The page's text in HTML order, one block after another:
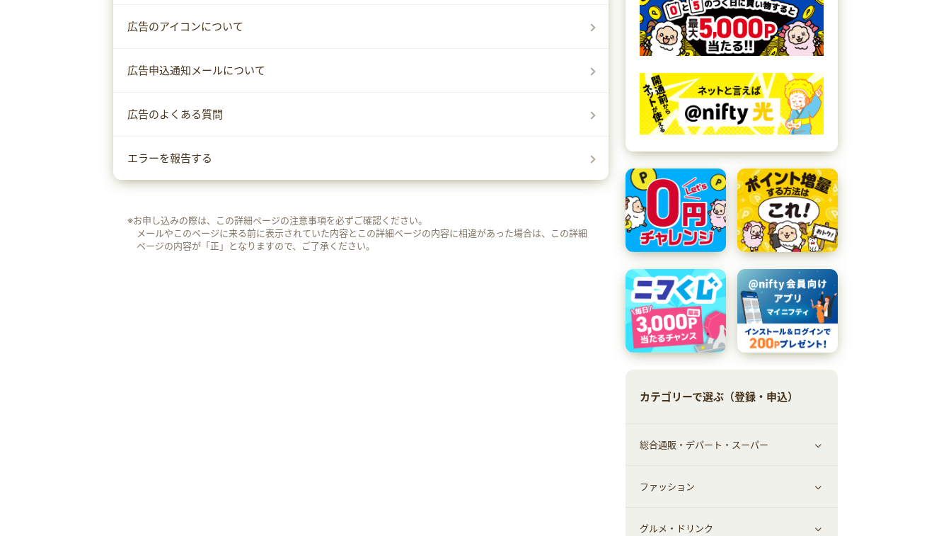
広告のアイコンについて
広告申込通知メールについて
広告のよくある質問
エラーを報告する
※お申し込みの際は、この詳細ページの注意事項を必ずご確認ください。
メールやこのページに来る前に表示されていた内容とこの詳細ページの内容に相違があった場合は、この詳細
ページの内容が「正」となりますので、ご了承ください。
カテゴリーで選ぶ（登録・申込）
総合通販・デパート・スーパー
すべて見る
総合通販
ファッション
すべて見る
グルメ・ドリンク